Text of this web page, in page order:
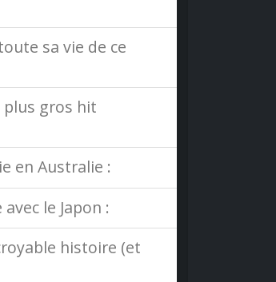
sa vie de ce
plus gros hit
en Australie :
le Japon :
histoire (et